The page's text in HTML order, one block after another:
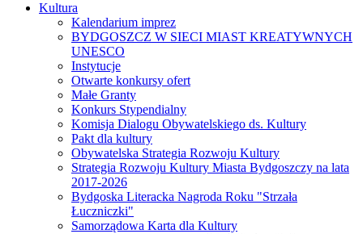
Kultura
Kalendarium imprez
BYDGOSZCZ W SIECI MIAST KREATYWNYCH
UNESCO
Instytucje
Otwarte konkursy ofert
Małe Granty
Konkurs Stypendialny
Komisja Dialogu Obywatelskiego ds. Kultury
Pakt dla kultury
Obywatelska Strategia Rozwoju Kultury
Strategia Rozwoju Kultury Miasta Bydgoszczy na lata
2017-2026
Bydgoska Literacka Nagroda Roku "Strzała
Łuczniczki"
Samorządowa Karta dla Kultury